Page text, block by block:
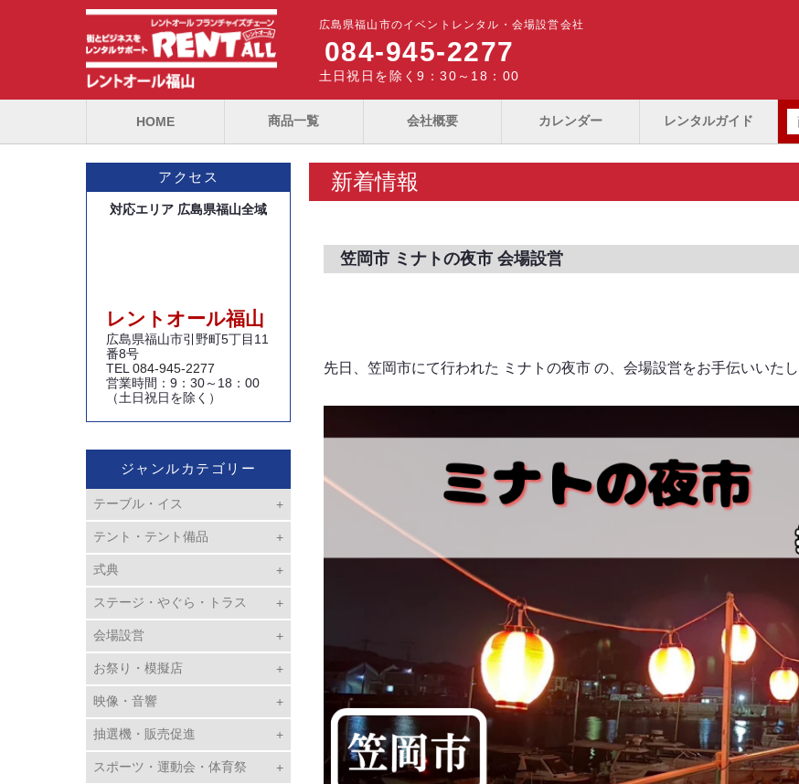
広島県福山市のイベントレンタル・会場設営会社
084-945-2277
土日祝日を除く9：30～18：00
HOME 商品一覧 会社概要 カレンダー レンタルガイド
アクセス
対応エリア 広島県福山全域
レントオール福山
広島県福山市引野町5丁目11
番8号
TEL 084-945-2277
営業時間：9：30～18：00
（土日祝日を除く）
ジャンルカテゴリー
テーブル・イス
テント・テント備品
式典
ステージ・やぐら・トラス
会場設営
お祭り・模擬店
映像・音響
抽選機・販売促進
スポーツ・運動会・体育祭
新着情報
笠岡市 ミナトの夜市 会場設営
先日、笠岡市にて行われた ミナトの夜市 の、会場設営をお手伝いいたし